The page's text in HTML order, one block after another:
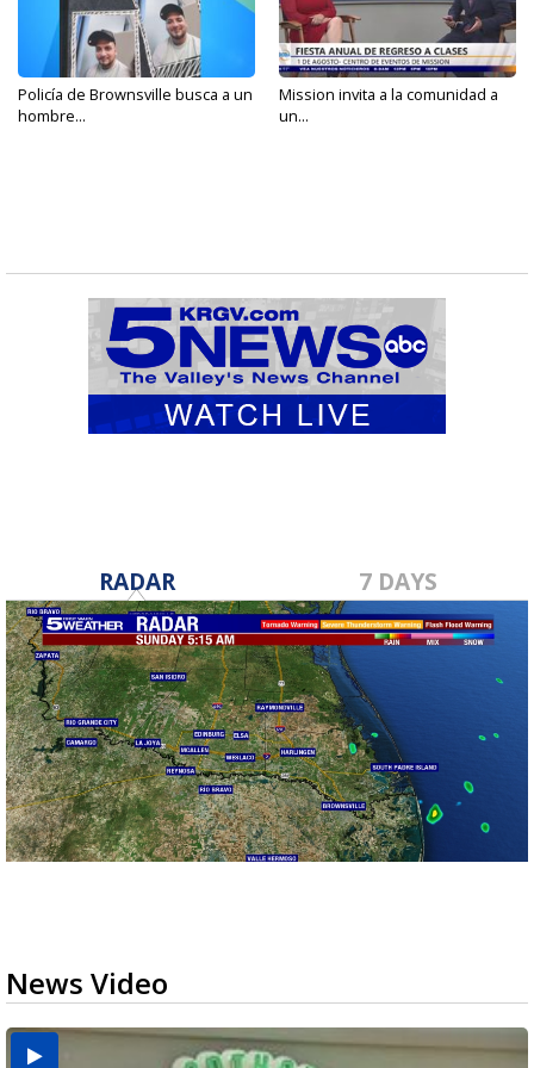
Policía de Brownsville busca a un
hombre...
Mission invita a la comunidad a
un...
RADAR 7 DAYS
News Video